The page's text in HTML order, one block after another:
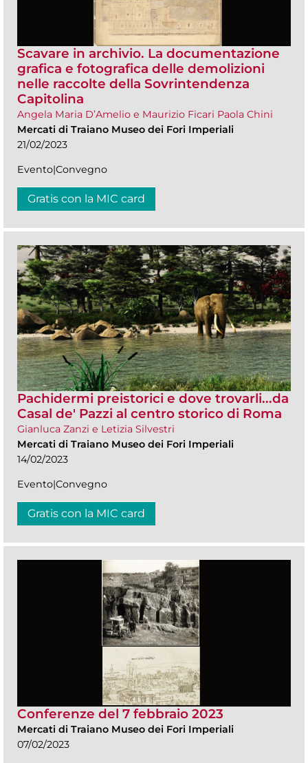
Scavare in archivio. La documentazione
grafica e fotografica delle demolizioni
nelle raccolte della Sovrintendenza
Capitolina
Angela Maria D’Amelio e Maurizio Ficari Paola Chini
Mercati di Traiano Museo dei Fori Imperiali
21/02/2023
Evento|Convegno
Gratis con la MIC card
Pachidermi preistorici e dove trovarli...da
Casal de' Pazzi al centro storico di Roma
Gianluca Zanzi e Letizia Silvestri
Mercati di Traiano Museo dei Fori Imperiali
14/02/2023
Evento|Convegno
Gratis con la MIC card
Conferenze del 7 febbraio 2023
Mercati di Traiano Museo dei Fori Imperiali
07/02/2023